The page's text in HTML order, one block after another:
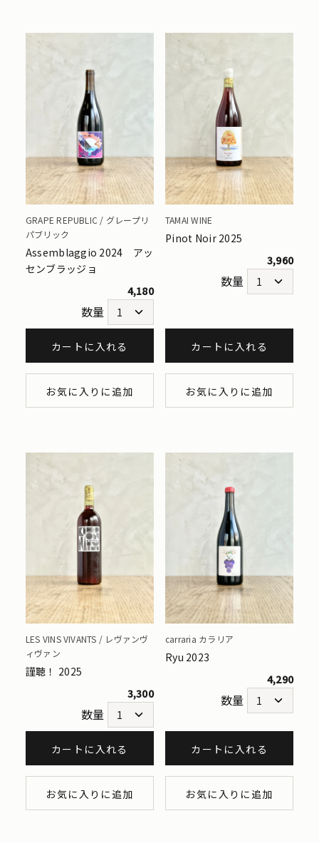
GRAPE REPUBLIC / グレープリ
パブリック
Assemblaggio 2024 アッ
センブラッジョ
4,180
数量
カートに入れる
お気に入りに追加
TAMAI WINE
Pinot Noir 2025
3,960
数量
カートに入れる
お気に入りに追加
LES VINS VIVANTS / レヴァンヴ
ィヴァン
謹聴！ 2025
3,300
数量
カートに入れる
お気に入りに追加
carraria カラリア
Ryu 2023
4,290
数量
カートに入れる
お気に入りに追加